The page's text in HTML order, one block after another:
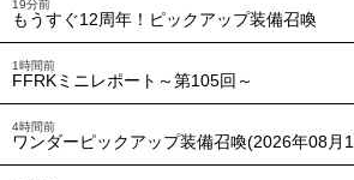
19分前
もうすぐ12周年！ピックアップ装備召喚
1時間前
FFRKミニレポート～第105回～
4時間前
ワンダーピックアップ装備召喚(2026年08月